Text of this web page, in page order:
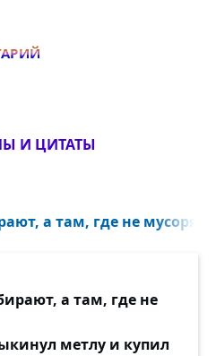
И ЦИТАТЫ
а там, где не
а там, где не
метлу и купил